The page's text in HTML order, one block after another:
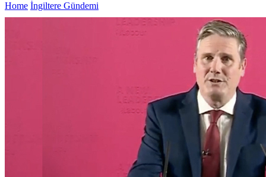
Home İngiltere Gündemi